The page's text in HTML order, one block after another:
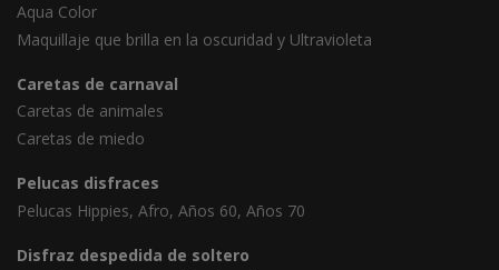
Aqua Color
Maquillaje que brilla en la oscuridad y Ultravioleta
Caretas de carnaval
Caretas de animales
Caretas de miedo
Pelucas disfraces
Pelucas Hippies, Afro, Años 60, Años 70
Disfraz despedida de soltero